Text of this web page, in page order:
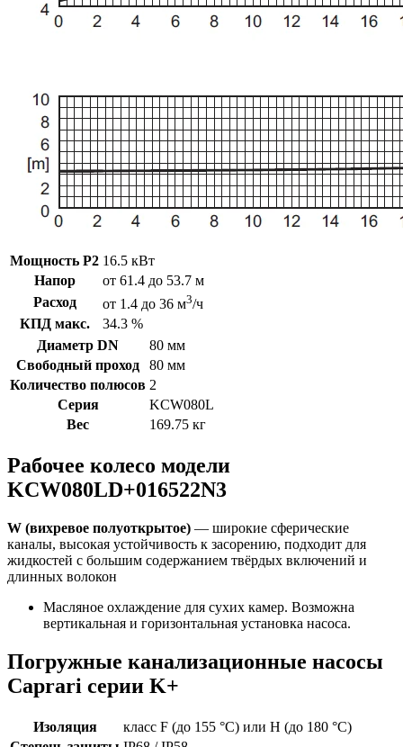
Мощность P2 16.5 кВт
Напор
от 61.4 до 53.7 м
Расход
от 1.4 до 36 м3/ч
КПД макс.
34.3 %
Диаметр DN
80 мм
Свободный проход
80 мм
Количество полюсов 2
Серия
KCW080L
Вес
169.75 кг
Рабочее колесо модели
KCW080LD+016522N3
W (вихревое полуоткрытое) — широкие сферические
каналы, высокая устойчивость к засорению, подходит для
жидкостей с большим содержанием твёрдых включений и
длинных волокон
Масляное охлаждение для сухих камер. Возможна
вертикальная и горизонтальная установка насоса.
Погружные канализационные насосы
Caprari серии K+
Изоляция
класс F (до 155 °C) или H (до 180 °C)